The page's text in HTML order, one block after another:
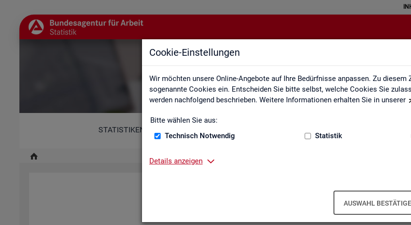
Cookie-Einstellungen
Wir möchten unsere Online-Angebote auf Ihre Bedürfnisse anpassen. Zu diesem
sogenannte Cookies ein. Entscheiden Sie bitte selbst, welche Cookies Sie
werden nachfolgend beschrieben. Weitere Informationen erhalten Sie in unserer
Bitte wählen Sie aus:
Technisch Notwendig
Statistik
Details anzeigen
AUSWAHL
Erklärung zur
STATISTIKEN
Er­klä­rung zur Bar­rie­re­frei­heit
sta­tis­tik.ar­beits­agen­tur.de